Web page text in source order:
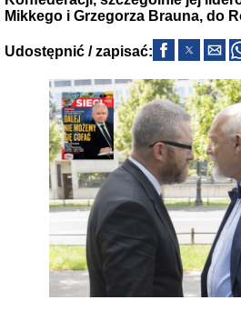
Mikkego i Grzegorza Brauna, do
Udostępnić / zapisać: